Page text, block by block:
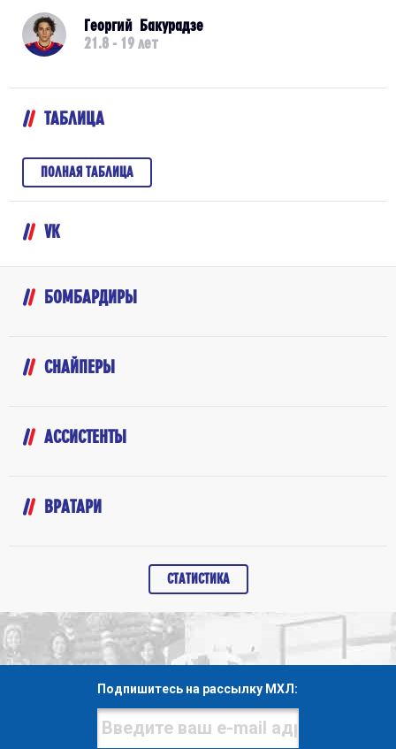
Георгий Бакурадзе
21.8 - 19 лет
ТАБЛИЦА
ПОЛНАЯ ТАБЛИЦА
VK
БОМБАРДИРЫ
СНАЙПЕРЫ
АССИСТЕНТЫ
ВРАТАРИ
СТАТИСТИКА
Подпишитесь на рассылку МХЛ: